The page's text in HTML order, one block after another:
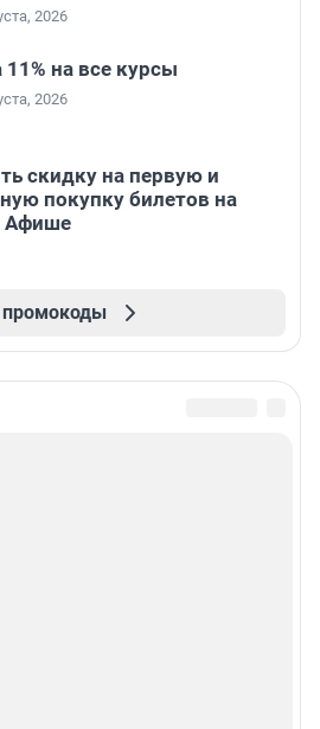
2026
на все курсы
2026
скидку на первую и
покупку билетов на
Афише
промокоды